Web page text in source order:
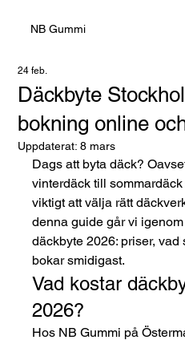
NB Gummi
Däckbyte
bokning online
24 feb.
Uppdaterat:8 mars
Dags att byta däck?
vinterdäck till
viktigt att välja rätt
denna guide går vi
däckbyte 2026: priser, vad
bokar smidigast.
Vad kostar
2026?
Hos NB Gummi på